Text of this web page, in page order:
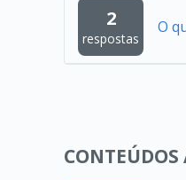
2
respostas
O